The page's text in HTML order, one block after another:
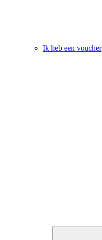
Ik heb een voucher